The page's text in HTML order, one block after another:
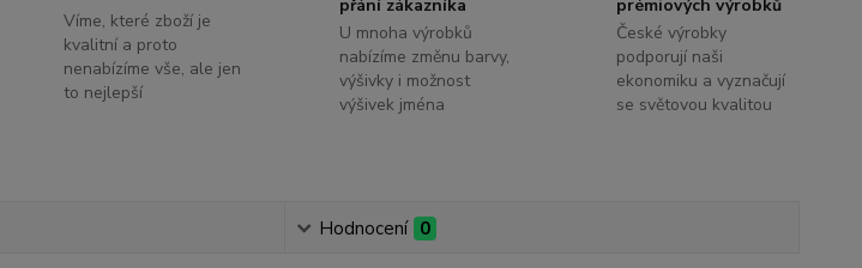
Víme, které zboží je
kvalitní a proto
nenabízíme vše, ale jen
to nejlepší
přání zákazníka
U mnoha výrobků
nabízíme změnu barvy,
výšivky i možnost
výšivek jména
prémiových výrobků
České výrobky
podporují naši
ekonomiku a vyznačují
se světovou kvalitou
Hodnocení 0